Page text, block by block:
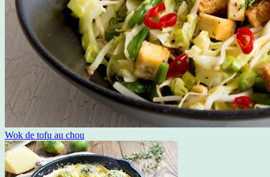
Wok de tofu au chou